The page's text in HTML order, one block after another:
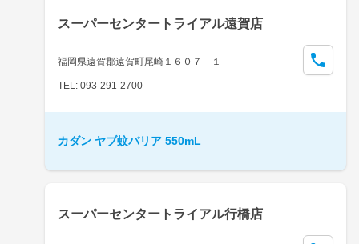
スーパーセンタートライアル遠賀店
福岡県遠賀郡遠賀町尾崎１６０７－１
TEL: 093-291-2700
カダン ヤブ蚊バリア 550mL
スーパーセンタートライアル行橋店